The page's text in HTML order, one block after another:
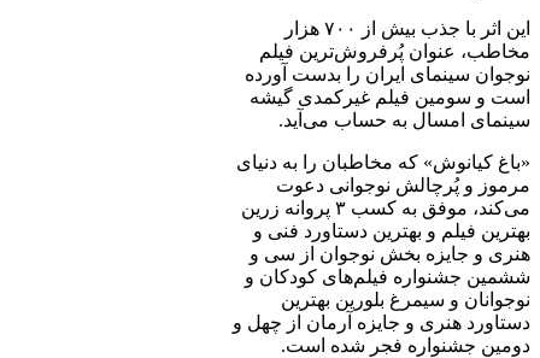
این اثر با جذب بیش از ۷۰۰ هزار
مخاطب، عنوان پُرفروش‌ترین فیلم
نوجوان سینمای ایران را بدست آورده
است و سومین فیلم غیرکمدی گیشه
سینمای امسال به حساب می‌آید.
«باغ کیانوش» که مخاطبان را به دنیای
مرموز و پُرچالش نوجوانی دعوت
می‌کند، موفق به کسب ۳ پروانه زرین
بهترین فیلم و بهترین دستاورد فنی و
هنری و جایزه بخش نوجوان از سی و
ششمین جشنواره فیلم‌های کودکان و
نوجوانان و سیمرغ بلورین بهترین
دستاورد هنری و جایزه آرمان از چهل و
دومین جشنواره فجر شده است.